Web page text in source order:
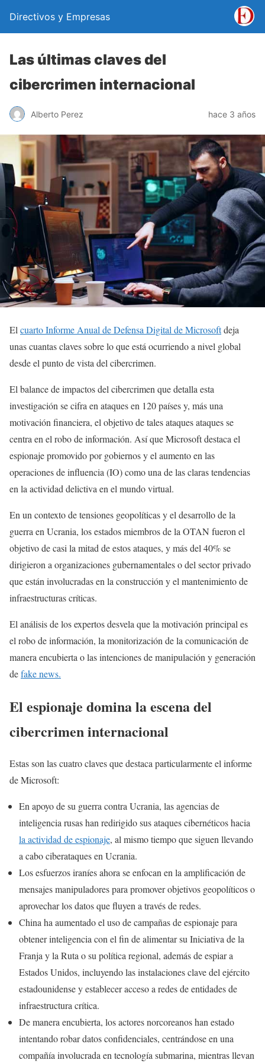
Directivos y Empresas
Las últimas claves del
cibercrimen internacional
Alberto Perez hace 3 años
El cuarto Informe Anual de Defensa Digital de Microsoftdeja
unas cuantas claves sobre lo que está ocurriendo a nivel global
desde el punto de vista del cibercrimen.
El balance de impactos del cibercrimen que detalla esta
investigación se cifra en ataques en 120 países y, más una
motivación financiera, el objetivo de tales ataques ataques se
centra en el robo de información. Así que Microsoft destaca el
espionaje promovido por gobiernos y el aumento en las
operaciones de influencia (IO) como una de las claras tendencias
en la actividad delictiva en el mundo virtual.
En un contexto de tensiones geopolíticas y el desarrollo de la
guerra en Ucrania, los estados miembros de la OTAN fueron el
objetivo de casi la mitad de estos ataques, y más del 40% se
dirigieron a organizaciones gubernamentales o del sector privado
que están involucradas en la construcción y el mantenimiento de
infraestructuras críticas.
El análisis de los expertos desvela que la motivación principal es
el robo de información, la monitorización de la comunicación de
manera encubierta o las intenciones de manipulación y generación
defake news.
El espionaje domina la escena del
cibercrimen internacional
Estas son las cuatro claves que destaca particularmente el informe
de Microsoft:
En apoyo de su guerra contra Ucrania, las agencias de
inteligencia rusas han redirigido sus ataques cibernéticos hacia
la actividad de espionaje, al mismo tiempo que siguen llevando
a cabo ciberataques en Ucrania.
Los esfuerzos iraníes ahora se enfocan en la amplificación de
mensajes manipuladores para promover objetivos geopolíticos o
aprovechar los datos que fluyen a través de redes.
China ha aumentado el uso de campañas de espionaje para
obtener inteligencia con el fin de alimentar su Iniciativa de la
Franja y la Ruta o su política regional, además de espiar a
Estados Unidos, incluyendo las instalaciones clave del ejército
estadounidense y establecer acceso a redes de entidades de
infraestructura crítica.
De manera encubierta, los actores norcoreanos han estado
intentando robar datos confidenciales, centrándose en una
compañía involucrada en tecnología submarina, mientras llevan